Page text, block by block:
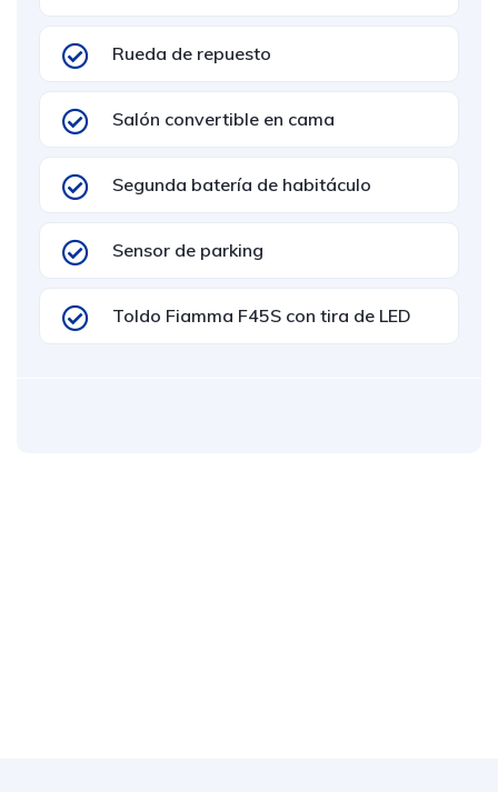
Rueda de repuesto
Salón convertible en cama
Segunda batería de habitáculo
Sensor de parking
Toldo Fiamma F45S con tira de LED